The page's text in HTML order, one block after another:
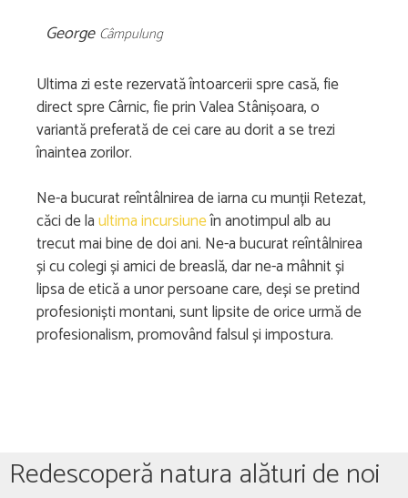
George Câmpulung
Ultima zi este rezervată întoarcerii spre casă, fie
direct spre Cârnic, fie prin Valea Stânișoara, o
variantă preferată de cei care au dorit a se trezi
înaintea zorilor.
Ne-a bucurat reîntâlnirea de iarna cu munții Retezat,
căci de laultima incursiuneîn anotimpul alb au
trecut mai bine de doi ani. Ne-a bucurat reîntâlnirea
și cu colegi și amici de breaslă, dar ne-a mâhnit și
lipsa de etică a unor persoane care, deși se pretind
profesioniști montani, sunt lipsite de orice urmă de
profesionalism, promovând falsul și impostura.
Redescoperă natura alături de noi